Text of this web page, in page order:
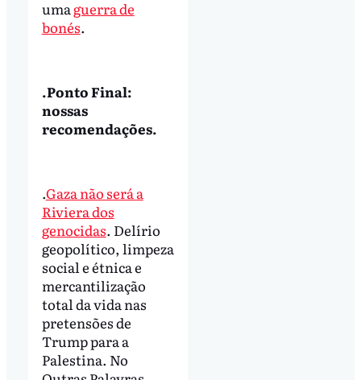
umaguerra de
bonés.
.Ponto Final:
nossas
recomendações.
.Gaza não será a
Riviera dos
genocidas. Delírio
geopolítico, limpeza
social e étnica e
mercantilização
total da vida nas
pretensões de
Trump para a
Palestina. No